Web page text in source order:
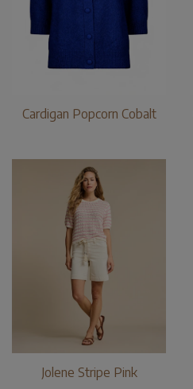
Cardigan Popcorn Cobalt
Jolene Stripe Pink